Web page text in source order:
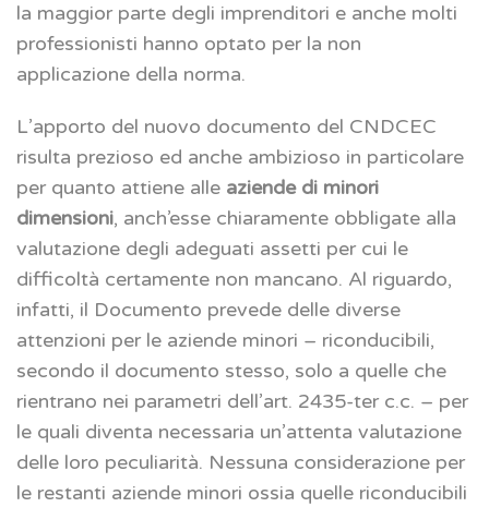
la maggior parte degli imprenditori e anche molti
professionisti hanno optato per la non
applicazione della norma.
L’apporto del nuovo documento del CNDCEC
risulta prezioso ed anche ambizioso in particolare
per quanto attiene alle aziende di minori
dimensioni, anch’esse chiaramente obbligate alla
valutazione degli adeguati assetti per cui le
difficoltà certamente non mancano. Al riguardo,
infatti, il Documento prevede delle diverse
attenzioni per le aziende minori – riconducibili,
secondo il documento stesso, solo a quelle che
rientrano nei parametri dell’art. 2435-ter c.c. – per
le quali diventa necessaria un’attenta valutazione
delle loro peculiarità. Nessuna considerazione per
le restanti aziende minori ossia quelle riconducibili